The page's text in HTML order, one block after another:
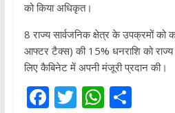
को किया अधिकृत।
8 राज्य सार्वजनिक क्षेत्र के उपक्रमों को
आफ्टर टैक्स) की 15% धनराशि को
लिए कैबिनेट में अपनी मंजूरी प्रदान की।
F T W S